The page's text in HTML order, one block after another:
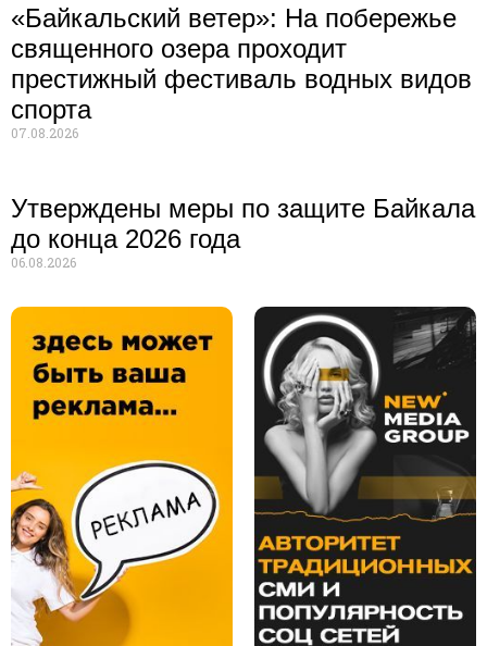
«Байкальский ветер»: На побережье
священного озера проходит
престижный фестиваль водных видов
спорта
07.08.2026
Утверждены меры по защите Байкала
до конца 2026 года
06.08.2026